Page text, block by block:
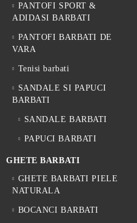
PANTOFI SPORT &
ADIDASI BARBATI
PANTOFI BARBATI DE
VARA
Tenisi barbati
SANDALE SI PAPUCI
BARBATI
SANDALE BARBATI
PAPUCI BARBATI
GHETE BARBATI
GHETE BARBATI PIELE
NATURALA
BOCANCI BARBATI